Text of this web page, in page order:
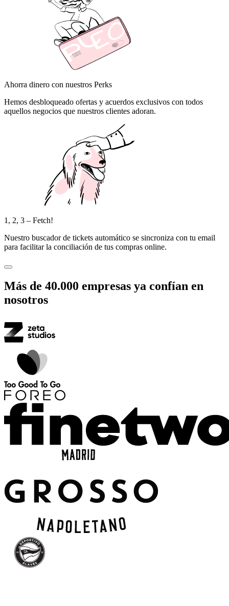
Ahorra dinero con nuestros Perks
Hemos desbloqueado ofertas y acuerdos exclusivos con todos
aquellos negocios que nuestros clientes adoran.
1, 2, 3 – Fetch!
Nuestro buscador de tickets automático se sincroniza con tu email
para facilitar la conciliación de tus compras online.
Más de 40.000 empresas ya confían en
nosotros